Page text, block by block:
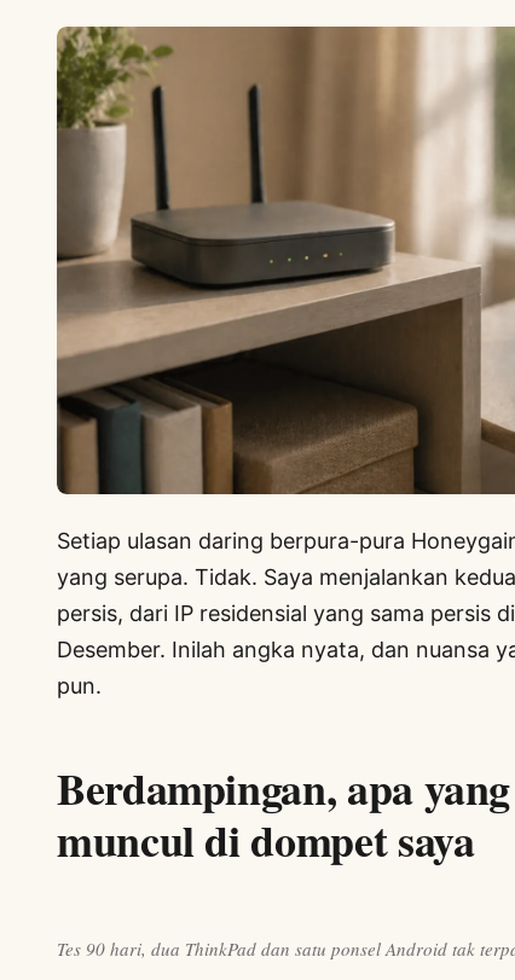
Setiap ulasan daring berpura-pura
yang serupa. Tidak. Saya menjalankan
persis, dari IP residensial yang sama persis
Desember. Inilah angka nyata, dan nuansa
pun.
Berdampingan, apa
muncul di dompet saya
Tes 90 hari, dua ThinkPad dan satu ponsel Android tak